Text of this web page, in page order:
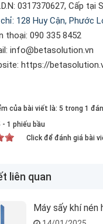
0317370627, Cấp tại
128 Huy Cận, Phước
thoại: 090 335 8452
info@betasolution.vn
https://
của bài viết là: 5 trong 1
- 1 phiếu bầu
Click để đánh giá bài
liên quan
Máy sấy khí nén